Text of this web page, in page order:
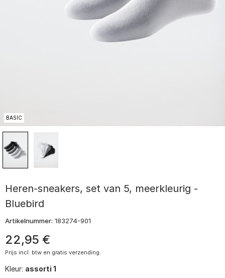
BASIC
Heren-sneakers, set van 5, meerkleurig -
Bluebird
Artikelnummer: 183274-901
22,95 €
Prijs incl. btw en gratis verzending.
Kleur: assorti 1